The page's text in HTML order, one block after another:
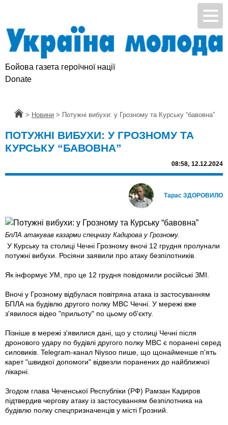
Бойова газета героїчної нації
Donate
Головна
> Новини > Потужні вибухи: у Грозному та Курську “бавовна”
ПОТУЖНІ ВИБУХИ: У ГРОЗНОМУ ТА
КУРСЬКУ “БАВОВНА”
08:58, 12.12.2024
Тарас ЗДОРОВИЛО
БпЛА атакував казарми спецназу Кадирова у Грозному.
У Курську та столиці Чечні Грозному вночі 12 грудня пролунали
потужні вибухи. Росіяни заявили про атаку безпілотників.
Як інформує УМ, про це 12 грудня повідомили російські ЗМІ.
Вночі у Грозному відбулася повітряна атака із застосуванням
БПЛА на будівлю другого полку МВС Чечні. У мережі вже
з'явилося відео "прильоту" по цьому об'єкту.
Пізніше в мережі з'явилися дані, що у столиці Чечні після
дронового удару по будівлі другого полку МВС є поранені серед
силовиків. Telegram-канал Niysoo пише, що щонайменше п'ять
карет "швидкої допомоги" відвезли поранених до найближчої
лікарні.
Згодом глава Чеченської Республіки (РФ) Рамзан Кадиров
підтвердив чергову атаку із застосуванням безпілотника на
будівлю полку спецпризначенців у місті Грозний.